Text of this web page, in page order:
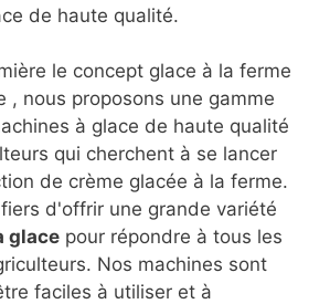
de haute qualité.
le concept glace à la ferme
, nous proposons une gamme
à glace de haute qualité
qui cherchent à se lancer
de crème glacée à la ferme.
d'offrir une grande variété
glace pour répondre à tous les
Nos machines sont
faciles à utiliser et à